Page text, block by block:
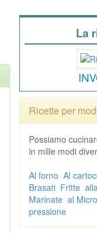
La
Ricette per
Possiamo
in mille modi
Al forno Al
Brasati Fritte
Marinate al
pressione